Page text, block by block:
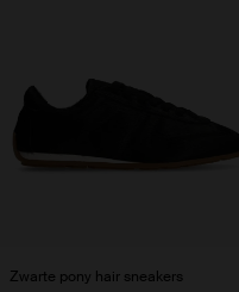
Zwarte pony hair sneakers